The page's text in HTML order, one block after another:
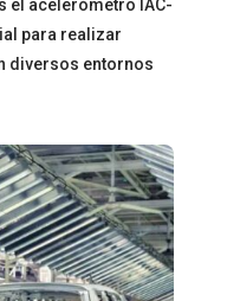
el acelerómetro IAC-
para realizar
diversos entornos